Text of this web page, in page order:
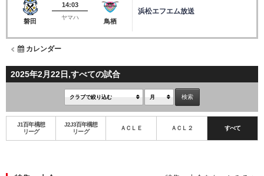
磐田
14:03
ヤマハ
鳥栖
浜松エフエム放送
カレンダー
2025年2月22日,すべての試合
J1百年構想
リーグ
J2J3百年構想
リーグ
ＡＣＬＥ ＡＣＬ２ すべて